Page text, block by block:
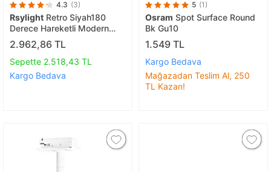
4.3 (3)
Rsylight Retro Siyah180
Derece Hareketli Modern
Spor 4 Lü Led Spot Avize
Günışığı Ampullü
2.962,86 TL
Sepette 2.518,43 TL
Kargo Bedava
5 (1)
Osram Spot Surface Round
Bk Gu10
1.549 TL
Kargo Bedava
Mağazadan Teslim Al, 250
TL Kazan!